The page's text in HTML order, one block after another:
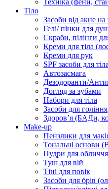
Техніка (фени,
Тіло
Засоби від акне на
Гелі/ пінки для
Скраби, пілінги
Креми для тіла
Креми для рук
SPF засоби для тіла
Автозасмага
Дезодоранти/
Догляд за зубами
Набори для тіла
Засоби для гоління
Здоровʼя (БАДи,
Make-up
Пензлики для
Тональні основи
Пудри для обличчя
Туш для вій
Тіні для повік
Засоби для брів